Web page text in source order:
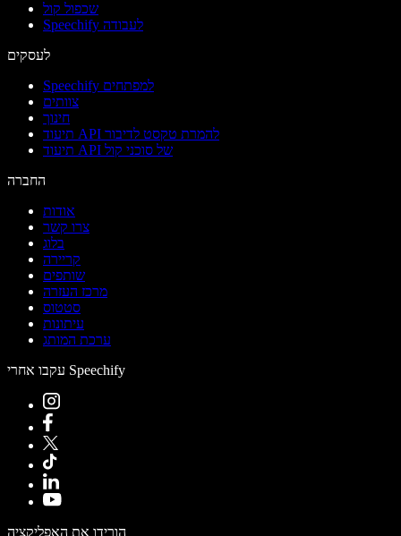
שכפול קול
Speechify לעבודה
לעסקים
Speechify למפתחים
צוותים
חינוך
תיעוד API להמרת טקסט לדיבור
תיעוד API של סוכני קול
החברה
אודות
צרו קשר
בלוג
קריירה
שותפים
מרכז העזרה
סטטוס
עיתונות
ערכת המותג
עקבו אחרי Speechify
הורידו את האפליקציה